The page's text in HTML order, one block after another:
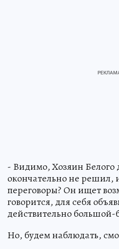
- Видимо, Хозяин Белого
окончательно не
переговоры? Он ищет
говорится, для себя
действительно
Но, будем наблюдать,